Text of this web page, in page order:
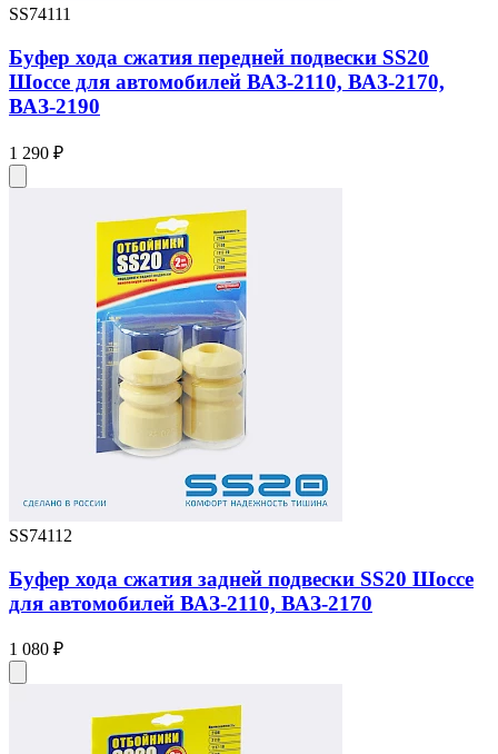
SS74111
Буфер хода сжатия передней подвески SS20
Шоссе для автомобилей ВАЗ-2110, ВАЗ-2170,
ВАЗ-2190
1 290 ₽
SS74112
Буфер хода сжатия задней подвески SS20 Шоссе
для автомобилей ВАЗ-2110, ВАЗ-2170
1 080 ₽